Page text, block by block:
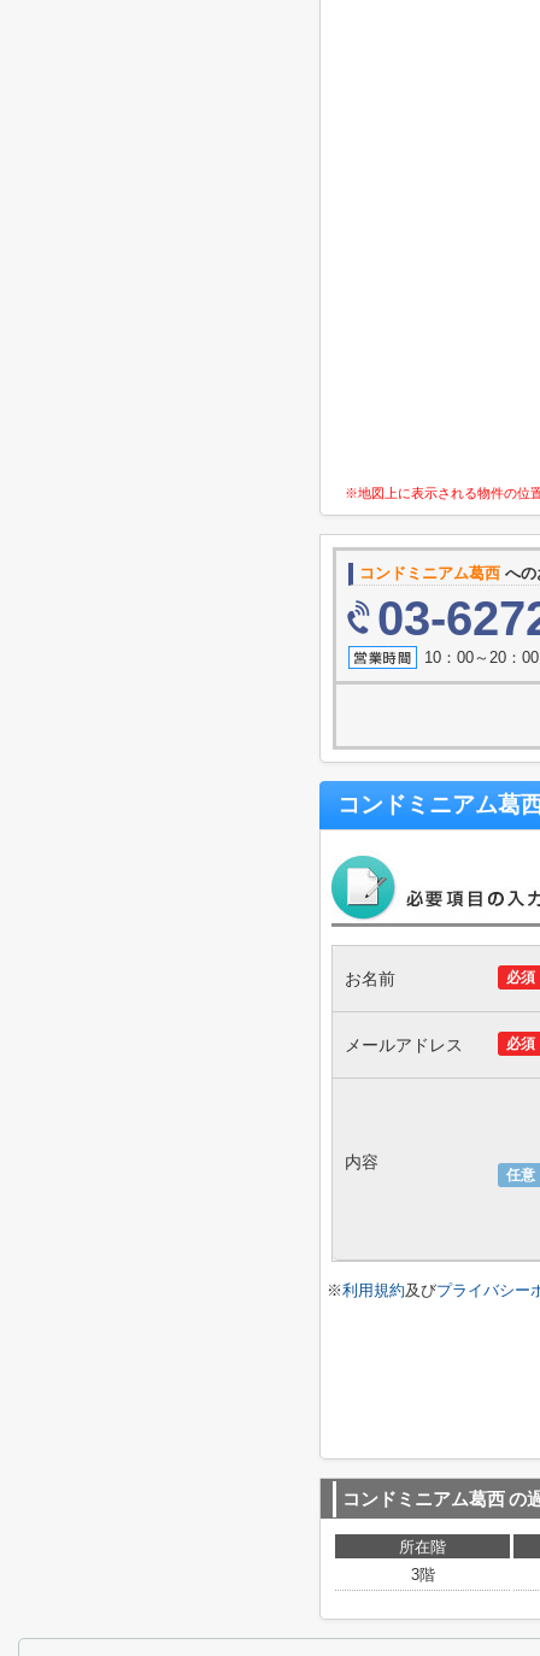
※地図上に表示される物件の位
コンドミニアム葛西 へ
03-
10：00～20：
コンドミニアム葛
必須
お名前
必須
メールアドレス
任意
内容
※利用規約及びプライバシー
コンドミニアム葛西の
所在階
3階